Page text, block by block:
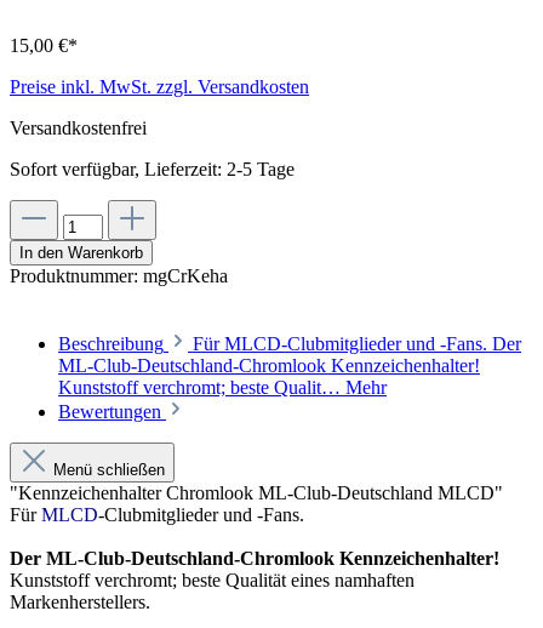
15,00 €*
Preise inkl. MwSt. zzgl. Versandkosten
Versandkostenfrei
Sofort verfügbar, Lieferzeit: 2-5 Tage
In den Warenkorb
Produktnummer: mgCrKeha
Beschreibung
Für MLCD-Clubmitglieder und -Fans. Der
ML-Club-Deutschland-Chromlook Kennzeichenhalter!
Kunststoff verchromt; beste Qualit… Mehr
Bewertungen
Menü schließen
"Kennzeichenhalter Chromlook ML-Club-Deutschland MLCD"
FürMLCD-Clubmitglieder und -Fans.
Der ML-Club-Deutschland-Chromlook Kennzeichenhalter!
Kunststoff verchromt; beste Qualität eines namhaften
Markenherstellers.